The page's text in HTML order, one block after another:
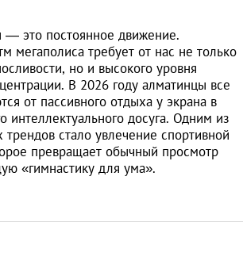
это постоянное движение.
мегаполиса требует от нас не только
но и высокого уровня
В 2026 году алматинцы все
от пассивного отдыха у экрана в
интеллектуального досуга. Одним из
стало увлечение спортивной
превращает обычный просмотр
«гимнастику для ума».